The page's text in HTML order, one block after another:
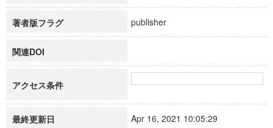
著者版フラグ publisher
関連DOI
アクセス条件
最終更新日 Apr 16, 2021 10:05:29